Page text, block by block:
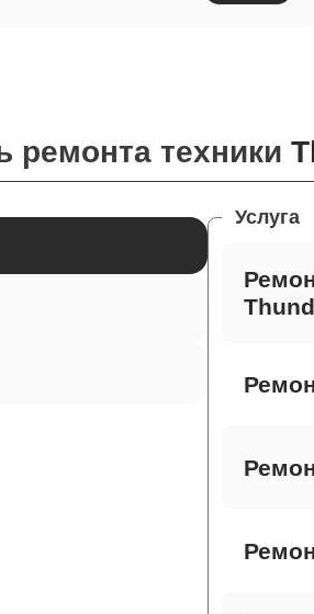
ремонта техники
Услуга